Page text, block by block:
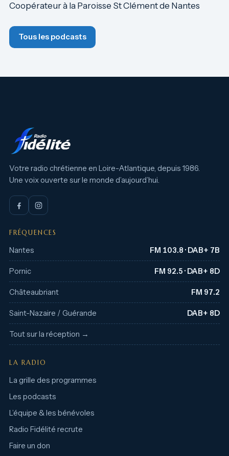
Coopérateur à la Paroisse St Clément de Nantes
Tous les podcasts
Votre radio chrétienne en Loire-Atlantique, depuis 1986.
Une voix ouverte sur le monde d’aujourd’hui.
FRÉQUENCES
Nantes FM 103.8 · DAB+ 7B
Pornic FM 92.5 · DAB+ 8D
Châteaubriant FM 97.2
Saint-Nazaire / Guérande DAB+ 8D
Tout sur la réception →
LA RADIO
La grille des programmes
Les podcasts
L’équipe & les bénévoles
Radio Fidélité recrute
Faire un don